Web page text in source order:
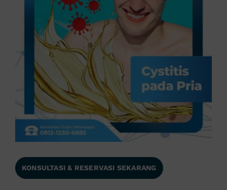
KONSULTASI & RESERVASI SEKARANG